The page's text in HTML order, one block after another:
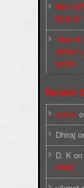
शिक्षा
दिल्ली के
‘नोएडा
प्रदर्शन
Recent
sneha
Dhiraj
D. K on
सच्चाई